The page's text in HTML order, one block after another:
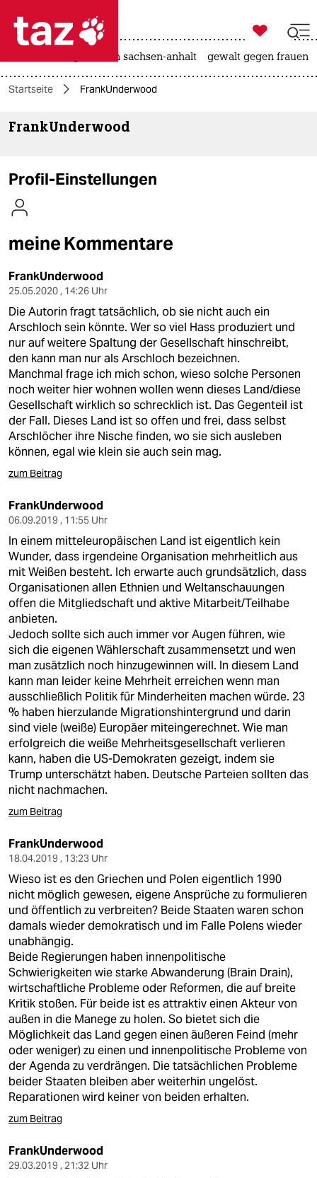
 taz zahl ich
taz zahl ich
themen
kultur
sport
berlin
nord
wahrheit
verlag
verlag
veranstaltungen
fragen & hilfe
unterstützen
abo
genossenschaft
epaper login

taz zahl ich
landtagswahl in sachsen-anhalt gewalt gegen frauen
Startseite FrankUnderwood
FrankUnderwood
Profil-Einstellungen
meine Kommentare
FrankUnderwood
25.05.2020 , 14:26 Uhr
Die Autorin fragt tatsächlich, ob sie nicht auch ein
Arschloch sein könnte. Wer so viel Hass produziert und
nur auf weitere Spaltung der Gesellschaft hinschreibt,
den kann man nur als Arschloch bezeichnen.
Manchmal frage ich mich schon, wieso solche Personen
noch weiter hier wohnen wollen wenn dieses Land/diese
Gesellschaft wirklich so schrecklich ist. Das Gegenteil ist
der Fall. Dieses Land ist so offen und frei, dass selbst
Arschlöcher ihre Nische finden, wo sie sich ausleben
können, egal wie klein sie auch sein mag.
zum Beitrag
FrankUnderwood
06.09.2019 , 11:55 Uhr
In einem mitteleuropäischen Land ist eigentlich kein
Wunder, dass irgendeine Organisation mehrheitlich aus
mit Weißen besteht. Ich erwarte auch grundsätzlich, dass
Organisationen allen Ethnien und Weltanschauungen
offen die Mitgliedschaft und aktive Mitarbeit/Teilhabe
anbieten.
Jedoch sollte sich auch immer vor Augen führen, wie
sich die eigenen Wählerschaft zusammensetzt und wen
man zusätzlich noch hinzugewinnen will. In diesem Land
kann man leider keine Mehrheit erreichen wenn man
ausschließlich Politik für Minderheiten machen würde. 23
% haben hierzulande Migrationshintergrund und darin
sind viele (weiße) Europäer miteingerechnet. Wie man
erfolgreich die weiße Mehrheitsgesellschaft verlieren
kann, haben die US-Demokraten gezeigt, indem sie
Trump unterschätzt haben. Deutsche Parteien sollten das
nicht nachmachen.
zum Beitrag
FrankUnderwood
18.04.2019 , 13:23 Uhr
Wieso ist es den Griechen und Polen eigentlich 1990
nicht möglich gewesen, eigene Ansprüche zu formulieren
und öffentlich zu verbreiten? Beide Staaten waren schon
damals wieder demokratisch und im Falle Polens wieder
unabhängig.
Beide Regierungen haben innenpolitische
Schwierigkeiten wie starke Abwanderung (Brain Drain),
wirtschaftliche Probleme oder Reformen, die auf breite
Kritik stoßen. Für beide ist es attraktiv einen Akteur von
außen in die Manege zu holen. So bietet sich die
Möglichkeit das Land gegen einen äußeren Feind (mehr
oder weniger) zu einen und innenpolitische Probleme von
der Agenda zu verdrängen. Die tatsächlichen Probleme
beider Staaten bleiben aber weiterhin ungelöst.
Reparationen wird keiner von beiden erhalten.
zum Beitrag
FrankUnderwood
29.03.2019 , 21:32 Uhr